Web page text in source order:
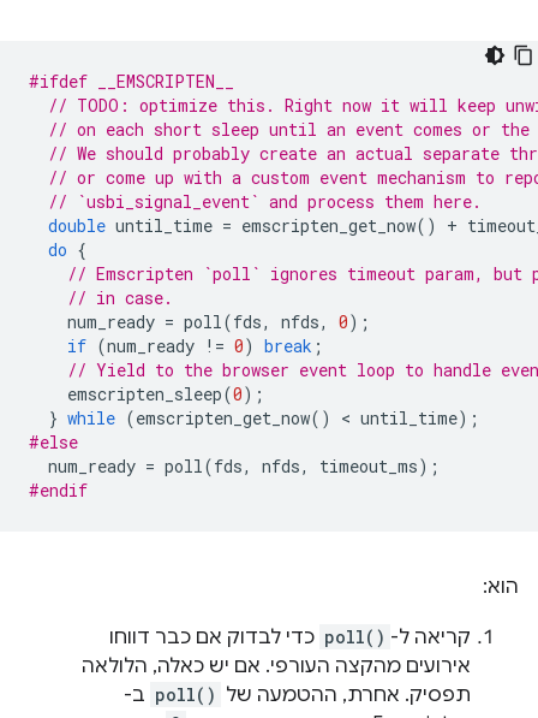
#ifdef __EMSCRIPTEN__
// TODO: optimize this. Right now it will keep
// on each short sleep until an event comes or
// We should probably create an actual separate
// or come up with a custom event mechanism to
// `usbi_signal_event` and process them here.
double until_time = emscripten_get_now() +
do {
// Emscripten `poll` ignores timeout param,
// in case.
num_ready = poll(fds, nfds, 0);
if (num_ready != 0) break ;
// Yield to the browser event loop to handle
emscripten_sleep(0);
} while (emscripten_get_now() < until_time);
#else
num_ready = poll(fds, nfds, timeout_ms);
#endif
הוא:
קריאה ל- poll() כדי לבדוק אם כבר דווחו
אירועים מהקצה העורפי. אם יש כאלה, הלולאה
תפסיק. אחרת, ההטמעה של poll() ב-